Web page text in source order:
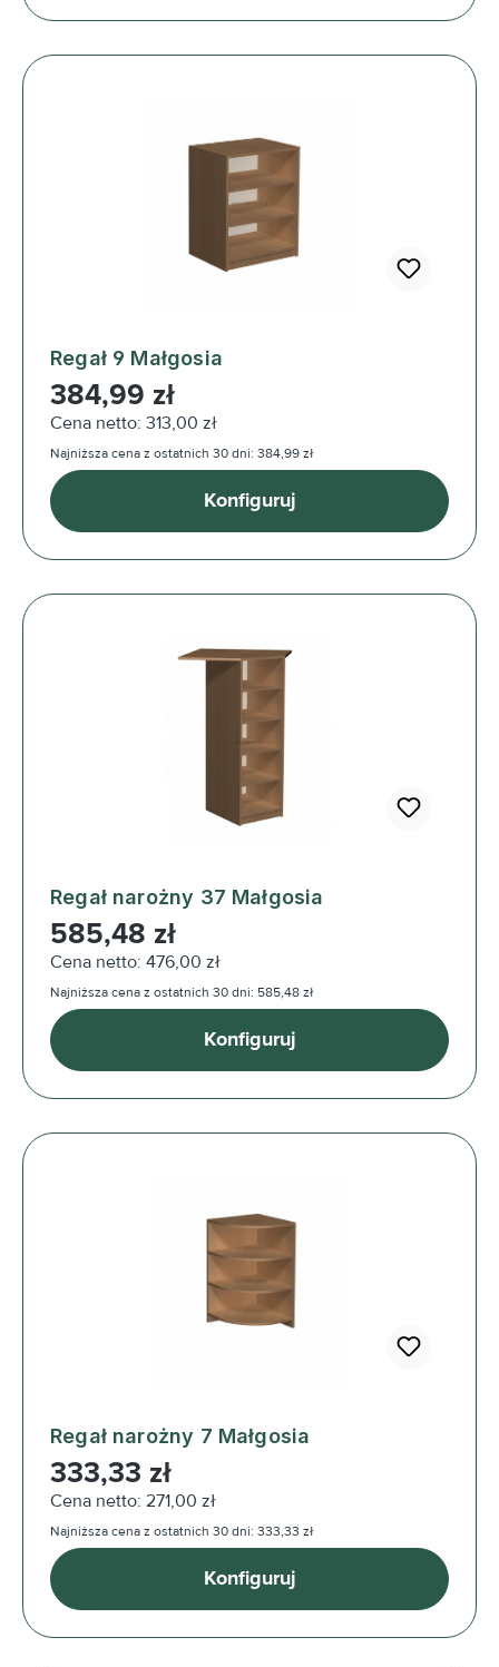
Regał 9 Małgosia
Cena regularna:
384,99 zł
Cena netto: 313,00 zł
Najniższa cena z ostatnich 30 dni: 384,99 zł
Konfiguruj
Regał narożny 37 Małgosia
Cena regularna:
585,48 zł
Cena netto: 476,00 zł
Najniższa cena z ostatnich 30 dni: 585,48 zł
Konfiguruj
Regał narożny 7 Małgosia
Cena regularna:
333,33 zł
Cena netto: 271,00 zł
Najniższa cena z ostatnich 30 dni: 333,33 zł
Konfiguruj